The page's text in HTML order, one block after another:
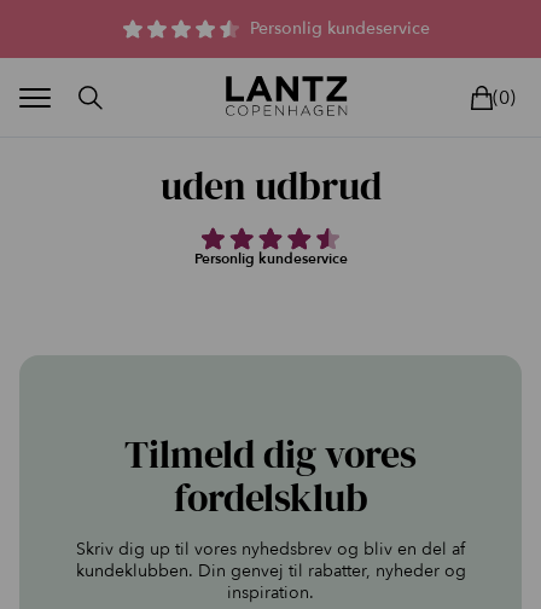
Personlig kundeservice
Parfumefri dansk hudpleje, og lysterapi til huden
(0)
uden udbrud
Personlig kundeservice
Tilmeld dig vores
fordelsklub
Skriv dig up til vores nyhedsbrev og bliv en del af
kundeklubben. Din genvej til rabatter, nyheder og
inspiration.